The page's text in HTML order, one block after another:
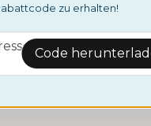
zu erhalten!
Code